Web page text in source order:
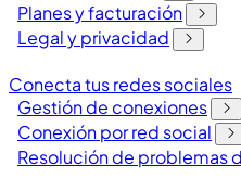
Planes y facturación
Legal y privacidad
Conecta tus redes sociales
Gestión de conexiones
Conexión por red social
Resolución de problemas